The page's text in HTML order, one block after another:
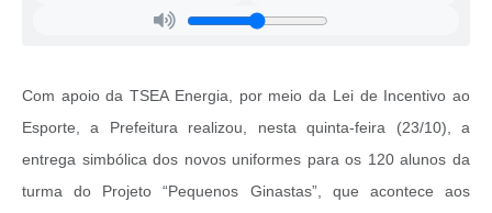
Com apoio da TSEA Energia, por meio da Lei de Incentivo ao
Esporte, a Prefeitura realizou, nesta quinta-feira (23/10), a
entrega simbólica dos novos uniformes para os 120 alunos da
turma do Projeto “Pequenos Ginastas”, que acontece aos